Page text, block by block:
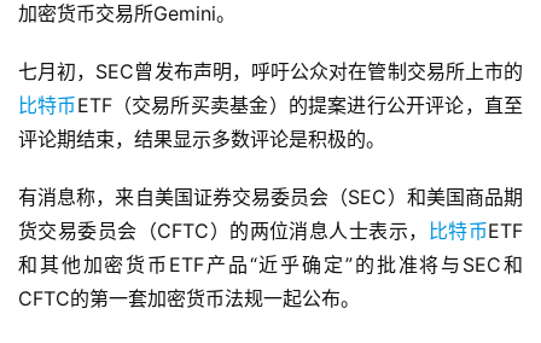
加密货币交易所Gemini。
七月初，SEC曾发布声明，呼吁公众对在管制交易所上市的
比特币ETF（交易所买卖基金）的提案进行公开评论，直至
评论期结束，结果显示多数评论是积极的。
有消息称，来自美国证券交易委员会（SEC）和美国商品期
货交易委员会（CFTC）的两位消息人士表示，
比特币ETF
和其他加密货币ETF产品“近乎确定”的批准将与SEC和
CFTC的第一套加密货币法规一起公布。